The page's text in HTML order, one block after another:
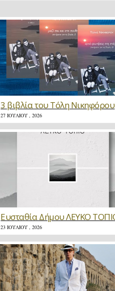
3 βιβλία του Τόλη Νικηφόρου
27 ΙΟΥΛΊΟΥ , 2026
23 ΙΟΥΛΊΟΥ , 2026